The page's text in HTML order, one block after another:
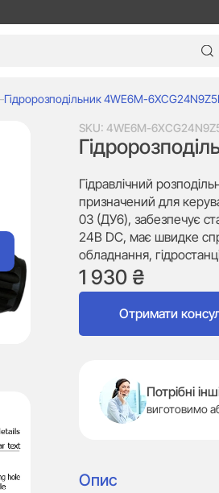
Гідророзподільник 4WE6M-6XCG24N9Z5L
SKU: 4WE6M-
Гідравлічний
призначений для
03 (ДУ6), забезпечує
24В DC, має швидке
обладнання,
1 930 ₴
Отримати
Потрібні
виготовимо
Опис